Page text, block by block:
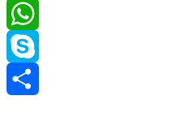
LinkedIn
WhatsApp
Skype